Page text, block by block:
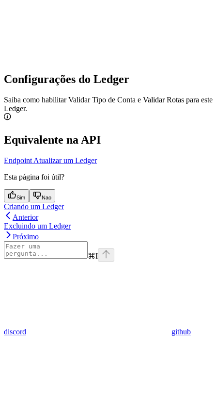
Configurações do Ledger
Saiba como habilitar Validar Tipo de Conta e Validar Rotas para este
Ledger.
Equivalente na API
Endpoint Atualizar um Ledger
Esta página foi útil?
Sim Nao
Criando um Ledger
Anterior
Excluindo um Ledger
Próximo
⌘I
discord github